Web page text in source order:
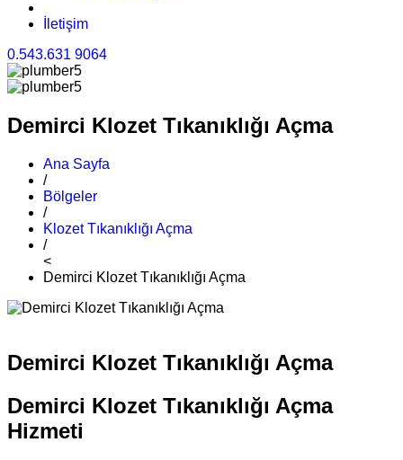
İletişim
0.543.631 9064
Demirci Klozet Tıkanıklığı Açma
Ana Sayfa
/
Bölgeler
/
Klozet Tıkanıklığı Açma
/
<
Demirci Klozet Tıkanıklığı Açma
Demirci Klozet Tıkanıklığı Açma
Demirci Klozet Tıkanıklığı Açma
Hizmeti